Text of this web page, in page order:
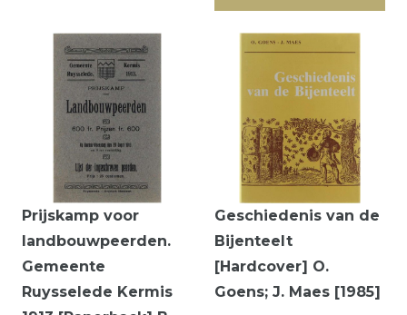
Prijskamp voor
landbouwpeerden.
Gemeente
Ruysselede Kermis
Geschiedenis van de
Bijenteelt
[Hardcover] O.
Goens; J. Maes [1985]